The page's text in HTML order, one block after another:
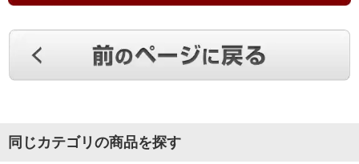
商品自体シンプルで無駄な機能などは使わないので満足です。
無駄に機能がたくさんあると故障リスクが経年劣化でより高く
なると思いますので、現状は満足しています。
音は静かですぐに涼しくなる
同じカテゴリの商品を探す